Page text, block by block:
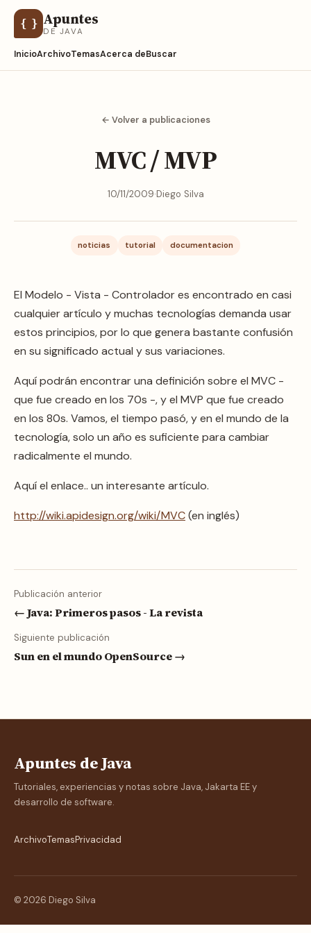
{ } Apuntes
DE JAVA
InicioArchivoTemasAcerca deBuscar
← Volver a publicaciones
MVC / MVP
10/11/2009·Diego Silva
noticias tutorial documentacion
El Modelo - Vista - Controlador es encontrado en casi
cualquier artículo y muchas tecnologías demanda usar
estos principios, por lo que genera bastante confusión
en su significado actual y sus variaciones.
Aquí podrán encontrar una definición sobre el MVC -
que fue creado en los 70s -, y el MVP que fue creado
en los 80s. Vamos, el tiempo pasó, y en el mundo de la
tecnología, solo un año es suficiente para cambiar
radicalmente el mundo.
Aquí el enlace.. un interesante artículo.
http://wiki.apidesign.org/wiki/MVC(en inglés)
Publicación anterior
← Java: Primeros pasos - La revista
Siguiente publicación
Sun en el mundo OpenSource →
Apuntes de Java
Tutoriales, experiencias y notas sobre Java, Jakarta EE y
desarrollo de software.
ArchivoTemasPrivacidad
© 2026 Diego Silva